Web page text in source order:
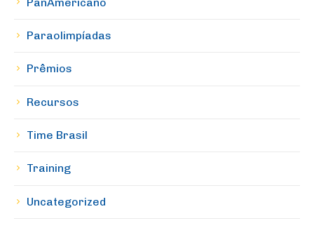
Paraolimpíadas
Prêmios
Recursos
Time Brasil
Training
Uncategorized